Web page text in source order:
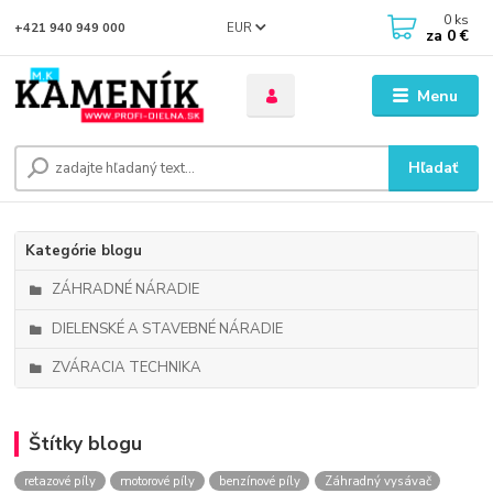
Menu
EUR
Hľadať
+421 940 949 000 0 ks
za 0 €
Kategórie blogu
ZÁHRADNÉ NÁRADIE
DIELENSKÉ A STAVEBNÉ NÁRADIE
ZVÁRACIA TECHNIKA
Štítky blogu
retazové píly motorové píly benzínové píly
Záhradný vysávač